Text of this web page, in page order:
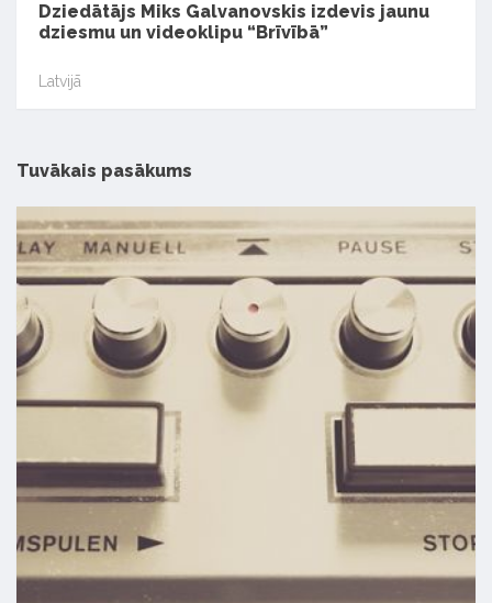
Dziedātājs Miks Galvanovskis izdevis jaunu
dziesmu un videoklipu “Brīvībā”
Latvijā
Tuvākais pasākums